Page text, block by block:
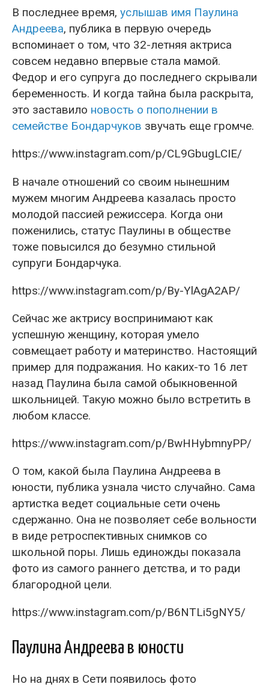
В последнее время, услышав имя Паулина
Андреева, публика в первую очередь
вспоминает о том, что 32-летняя актриса
совсем недавно впервые стала мамой.
Федор и его супруга до последнего скрывали
беременность. И когда тайна была раскрыта,
это заставило новость о пополнении в
семействе Бондарчуков звучать еще громче.
https://www.instagram.com/p/CL9GbugLCIE/
В начале отношений со своим нынешним
мужем многим Андреева казалась просто
молодой пассией режиссера. Когда они
поженились, статус Паулины в обществе
тоже повысился до безумно стильной
супруги Бондарчука.
https://www.instagram.com/p/By-YlAgA2AP/
Сейчас же актрису воспринимают как
успешную женщину, которая умело
совмещает работу и материнство. Настоящий
пример для подражания. Но каких-то 16 лет
назад Паулина была самой обыкновенной
школьницей. Такую можно было встретить в
любом классе.
https://www.instagram.com/p/BwHHybmnyPP/
О том, какой была Паулина Андреева в
юности, публика узнала чисто случайно. Сама
артистка ведет социальные сети очень
сдержанно. Она не позволяет себе вольности
в виде ретроспективных снимков со
школьной поры. Лишь единожды показала
фото из самого раннего детства, и то ради
благородной цели.
https://www.instagram.com/p/B6NTLi5gNY5/
Паулина Андреева в юности
Но на днях в Сети появилось фото